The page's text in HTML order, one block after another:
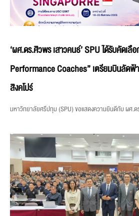
‘ผศ.ดร.ศิวพร เสาวคนธ์’ SPU ได้รับคัดเลื
Performance Coaches” เตรียมบินลัด
สิงคโปร์
มหาวิทยาลัยศรีปทุม (SPU) ขอแสดงความยินดีกับ ผศ.